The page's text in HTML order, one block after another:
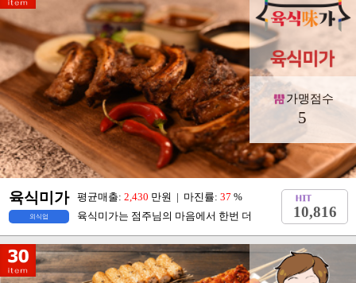
가맹점수
5
육식미가 평균매출: 2,430 만원 | 마진률: 37 %
외식업 육식미가는 점주님의 마음에서 한번 더 10,816